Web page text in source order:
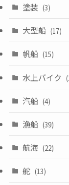
塗装 (3)
大型船 (17)
帆船 (15)
水上バイク
汽船 (4)
漁船 (39)
航海 (22)
舵 (13)